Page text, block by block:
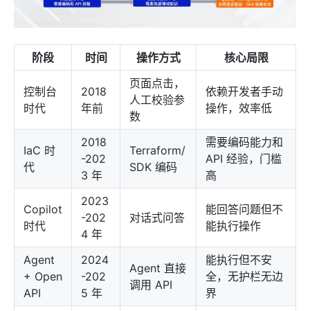
阶段 时间 操作方式 核心局限
控制台
时代
2018
年前
页面点击，
人工校验参
数
依赖开发者手动
操作，效率低
IaC 时
代
2018
-202
3 年
Terraform/
SDK 编码
需要编码能力和
API 经验，门槛
高
Copilot
时代
2023
-202
4 年
对话式问答
能回答问题但不
能执行操作
Agent
+ Open
API
2024
-202
5 年
Agent 直接
调用 API
能执行但不安
全，无护栏无边
界